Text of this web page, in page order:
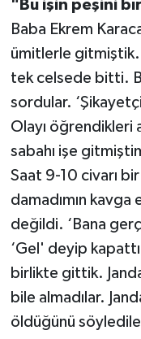
"Bu işin peşini
Baba Ekrem
ümitlerle gitmiştik.
tek celsede bitti.
sordular.
Olayı öğrendikleri
sabahı işe
Saat 9-10 civarı bir
damadımın kavga
değildi. ‘Bana
‘Gel' deyip
birlikte gittik.
bile almadılar.
öldüğünü